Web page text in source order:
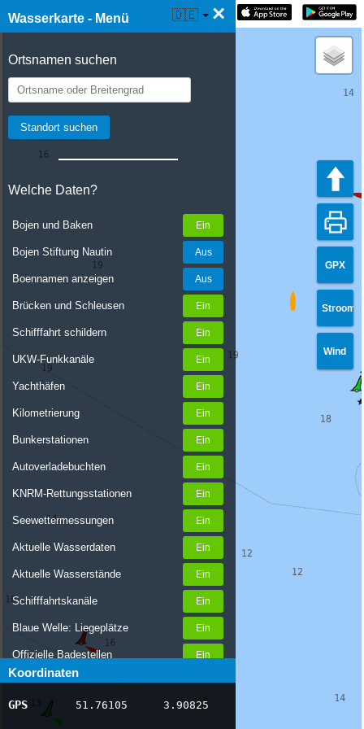
Wasserkarte - Menü ×
Ortsnamen suchen
Welche Daten?
Bojen und Baken
Bojen Stiftung Nautin
Boennamen anzeigen
Brücken und Schleusen
Schifffahrt schildern
UKW-Funkkanäle
Yachthäfen
Kilometrierung
Bunkerstationen
Autoverladebuchten
KNRM-Rettungsstationen
Seewettermessungen
Aktuelle Wasserdaten
Aktuelle Wasserstände
Schifffahrtskanäle
Blaue Welle: Liegeplätze
Offizielle Badestellen
Nachrichten Binnenschifffahrt
AIS-Schiffspositionen
Koordinaten
GPS 51.76105 3.90825
☰ Wasserkarte Live 🇩🇪
GPX
Stroom
Wind